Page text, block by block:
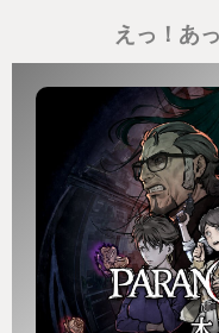
えっ！あ